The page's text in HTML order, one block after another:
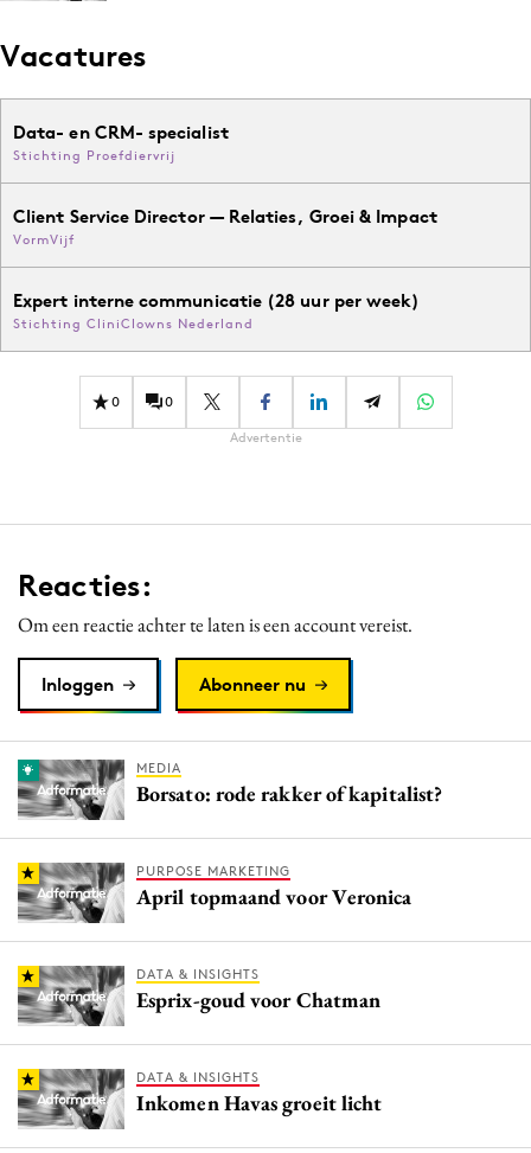
Vacatures
Data- en CRM- specialist
Stichting Proefdiervrij
Client Service Director — Relaties, Groei & Impact
VormVijf
Expert interne communicatie (28 uur per week)
Stichting CliniClowns Nederland
0 0
Advertentie
Reacties:
Om een reactie achter te laten is een account vereist.
Inloggen Abonneer nu
MEDIA
Borsato: rode rakker of kapitalist?
PURPOSE MARKETING
April topmaand voor Veronica
DATA & INSIGHTS
Esprix-goud voor Chatman
DATA & INSIGHTS
Inkomen Havas groeit licht